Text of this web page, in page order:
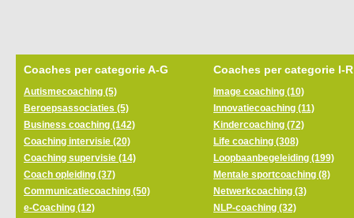
Coaches per categorie A-G
Autismecoaching (5)
Beroepsassociaties (5)
Business coaching (142)
Coaching intervisie (20)
Coaching supervisie (14)
Coach opleiding (37)
Communicatiecoaching (50)
e-Coaching (12)
Coaches per categorie I-R
Image coaching (10)
Innovatiecoaching (11)
Kindercoaching (72)
Life coaching (308)
Loopbaanbegeleiding (199)
Mentale sportcoaching (8)
Netwerkcoaching (3)
NLP-coaching (32)